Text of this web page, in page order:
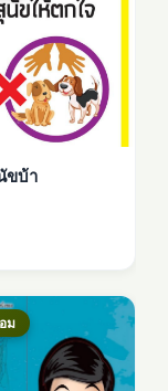
ขบ้า
ม